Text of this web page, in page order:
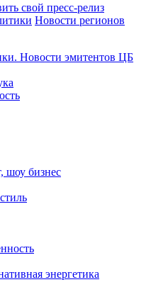
свой пресс-релиз
Новости регионов
Новости эмитентов ЦБ
шоу бизнес
энергетика